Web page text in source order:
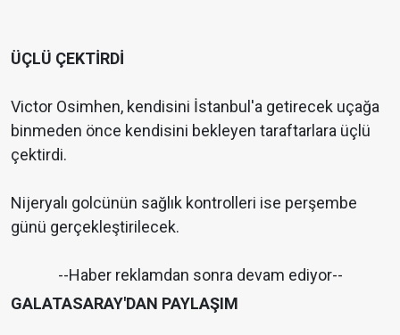
ÜÇLÜ ÇEKTİRDİ
Victor Osimhen, kendisini İstanbul'a getirecek uçağa
binmeden önce kendisini bekleyen taraftarlara üçlü
çektirdi.
Nijeryalı golcünün sağlık kontrolleri ise perşembe
günü gerçekleştirilecek.
--Haber reklamdan sonra devam ediyor--
GALATASARAY'DAN PAYLAŞIM